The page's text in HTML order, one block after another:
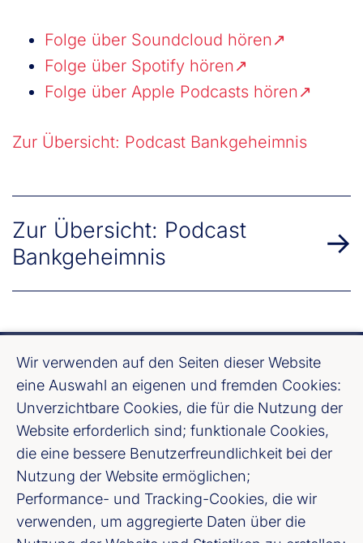
Folge über Soundcloud hören
Folge über Spotify hören
Folge über Apple Podcasts hören
Zur Übersicht: Podcast Bankgeheimnis
Zur Übersicht: Podcast
Bankgeheimnis
Wir verwenden auf den Seiten dieser Website
eine Auswahl an eigenen und fremden Cookies:
Unverzichtbare Cookies, die für die Nutzung der
Website erforderlich sind; funktionale Cookies,
die eine bessere Benutzerfreundlichkeit bei der
Nutzung der Website ermöglichen;
Performance- und Tracking-Cookies, die wir
verwenden, um aggregierte Daten über die
Bundesverband deutscher Banken e. V.
Burgstraße 28, 10178 Berlin
Fußzeile (Bankenverband)
Impressum